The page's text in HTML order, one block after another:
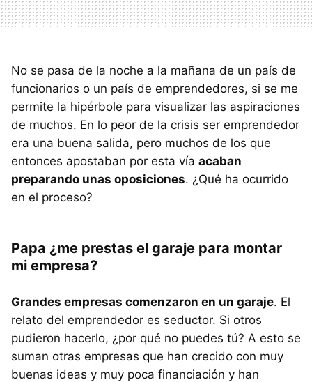
No se pasa de la noche a la mañana de un país de
funcionarios o un país de emprendedores, si se me
permite la hipérbole para visualizar las aspiraciones
de muchos. En lo peor de la crisis ser emprendedor
era una buena salida, pero muchos de los que
entonces apostaban por esta vía acaban
preparando unas oposiciones. ¿Qué ha ocurrido
en el proceso?
Papa ¿me prestas el garaje para montar
mi empresa?
Grandes empresas comenzaron en un garaje. El
relato del emprendedor es seductor. Si otros
pudieron hacerlo, ¿por qué no puedes tú? A esto se
suman otras empresas que han crecido con muy
buenas ideas y muy poca financiación y han